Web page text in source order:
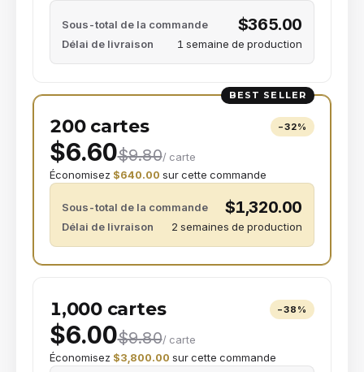
Sous-total de la commande $365.00
Délai de livraison 1 semaine de production
BEST SELLER
200 cartes −32%
$6.60$9.80/ carte
Économisez $640.00 sur cette commande
Sous-total de la commande $1,320.00
Délai de livraison 2 semaines de production
1,000 cartes −38 %
$6.00$9.80/ carte
Économisez $3,800.00 sur cette commande